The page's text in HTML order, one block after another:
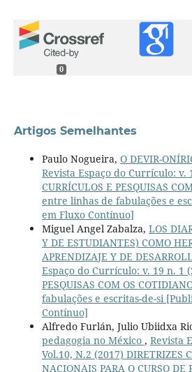
0
Artigos Semelhantes
Paulo Nogueira, O DEVIR-
Revista Espaço do Currículo: v.
CURRÍCULOS E PESQUISAS
entre linhas de fabulações e
em Fluxo Contínuo]
Miguel Angel Zabalza, LOS
Y DE ESTUDIANTES) COMO
APRENDIZAJE Y DE
Espaço do Currículo: v. 19 n. 1
PESQUISAS COM OS
fabulações e escritas-de-si
Contínuo]
Alfredo Furlán, Julio Ubiidxa
pedagogia no México , Revista
Vol.10, N.2 (2017) DIRETRIZES
NACIONAIS PARA O CURSO DE